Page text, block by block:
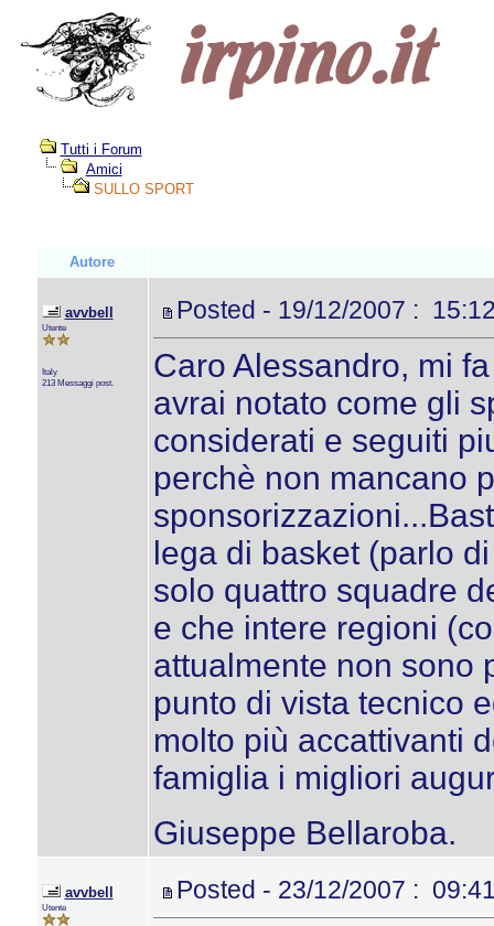
Tutti i Forum
Amici
SULLO SPORT
Autore
avvbell
Utente
Italy
213 Messaggi post.
Posted - 19/12/2007 :
Caro Alessandro, mi
avrai notato come gli
considerati e seguiti
perchè non mancano
lega di basket (parlo
solo quattro squadre
e che intere regioni
attualmente non sono
punto di vista tecnico
molto più accattivanti
famiglia i migliori
Giuseppe Bellaroba.
avvbell
Utente
Posted - 23/12/2007 :